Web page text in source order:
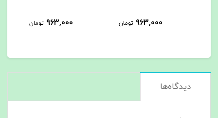
963,000 تومان 963,000 تومان
دیدگاه‌ها